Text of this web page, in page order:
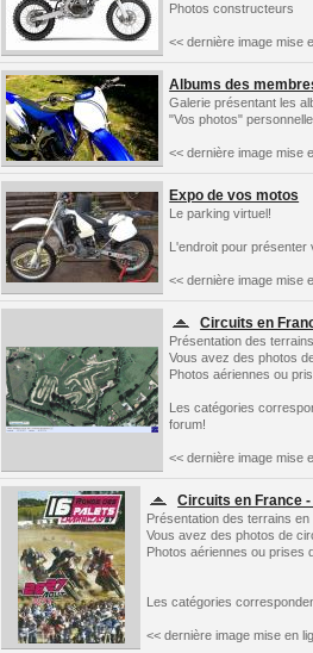
Photos constructeurs
<< dernière image mise
Albums des
Galerie présentant les
"Vos photos"
<< dernière image mise
Expo de vos motos
Le parking virtuel!
L'endroit pour présenter
<< dernière image mise
Circuits en
Présentation des
Vous avez des photos
Photos aériennes ou
Les catégories
forum!
<< dernière image mise
Circuits en France
Présentation des terrains en
Vous avez des photos de
Photos aériennes ou prises
Les catégories
<< dernière image mise en